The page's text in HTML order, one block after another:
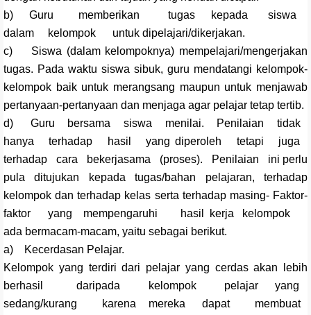
b) Guru memberikan tugas kepada siswa
dalam kelompok untuk dipelajari/dikerjakan.
c) Siswa (dalam kelompoknya) mempelajari/mengerjakan
tugas. Pada waktu siswa sibuk, guru mendatangi kelompok-
kelompok baik untuk merangsang maupun untuk menjawab
pertanyaan-pertanyaan dan menjaga agar pelajar tetap tertib.
d) Guru bersama siswa menilai. Penilaian tidak
hanya terhadap hasil yang diperoleh tetapi juga
terhadap cara bekerjasama (proses). Penilaian ini perlu
pula ditujukan kepada tugas/bahan pelajaran, terhadap
kelompok dan terhadap kelas serta terhadap masing- Faktor-
faktor yang mempengaruhi hasil kerja kelompok
ada bermacam-macam, yaitu sebagai berikut.
a) Kecerdasan Pelajar.
Kelompok yang terdiri dari pelajar yang cerdas akan lebih
berhasil daripada kelompok pelajar yang
sedang/kurang karena mereka dapat membuat